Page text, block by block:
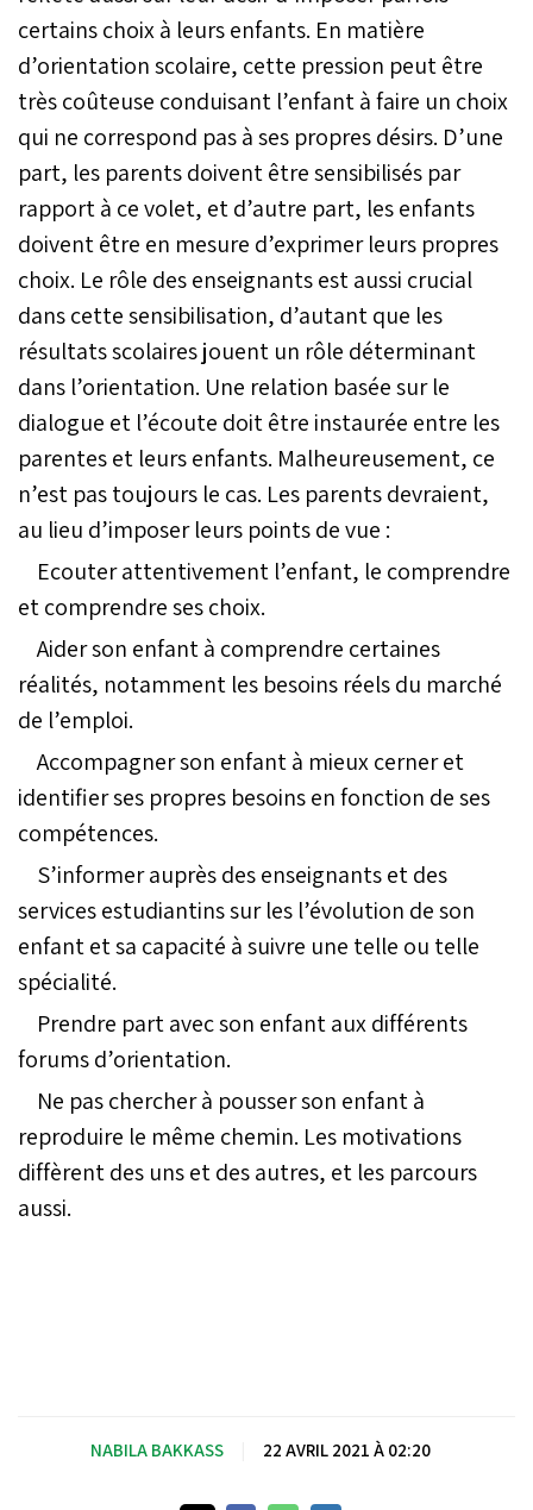
certains choix à leurs enfants. En matière
d’orientation scolaire, cette pression peut être
très coûteuse conduisant l’enfant à faire un choix
qui ne correspond pas à ses propres désirs. D’une
part, les parents doivent être sensibilisés par
rapport à ce volet, et d’autre part, les enfants
doivent être en mesure d’exprimer leurs propres
choix. Le rôle des enseignants est aussi crucial
dans cette sensibilisation, d’autant que les
résultats scolaires jouent un rôle déterminant
dans l’orientation. Une relation basée sur le
dialogue et l’écoute doit être instaurée entre les
parentes et leurs enfants. Malheureusement, ce
n’est pas toujours le cas. Les parents devraient,
au lieu d’imposer leurs points de vue :
Ecouter attentivement l’enfant, le comprendre
et comprendre ses choix.
Aider son enfant à comprendre certaines
réalités, notamment les besoins réels du marché
de l’emploi.
Accompagner son enfant à mieux cerner et
identifier ses propres besoins en fonction de ses
compétences.
S’informer auprès des enseignants et des
services estudiantins sur les l’évolution de son
enfant et sa capacité à suivre une telle ou telle
spécialité.
Prendre part avec son enfant aux différents
forums d’orientation.
Ne pas chercher à pousser son enfant à
reproduire le même chemin. Les motivations
diffèrent des uns et des autres, et les parcours
aussi.
NABILA BAKKASS 22 AVRIL 2021 À 02:20